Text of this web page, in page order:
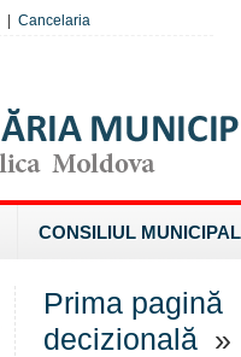
Cancelaria
CONSILIUL MUNICIPAL
Prima pagină
decizională »